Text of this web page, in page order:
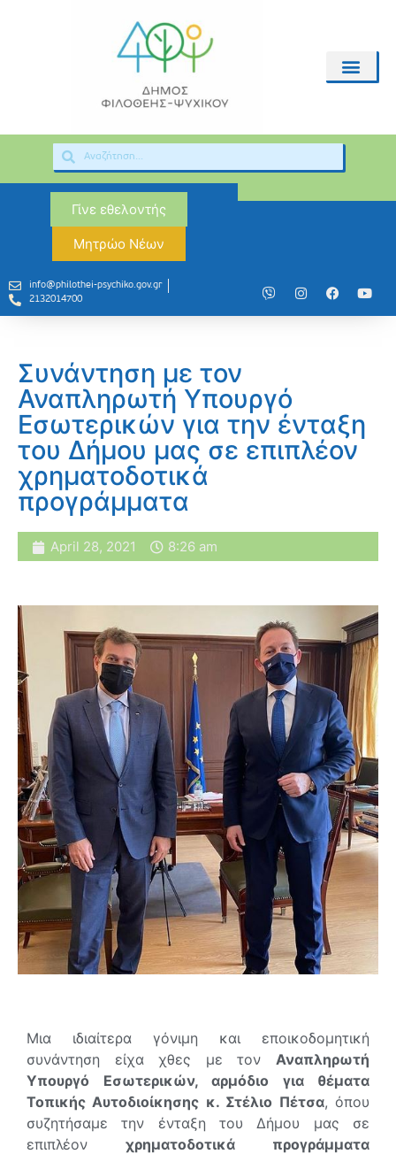
Γίνε εθελοντής
Μητρώο Νέων
info@philothei-psychiko.gov.gr
2132014700
Συνάντηση με τον
Αναπληρωτή Υπουργό
Εσωτερικών για την ένταξη
του Δήμου μας σε επιπλέον
χρηματοδοτικά
προγράμματα
April 28, 2021 8:26 am
Μια ιδιαίτερα γόνιμη και εποικοδομητική
συνάντηση είχα χθες με τον Αναπληρωτή
Υπουργό Εσωτερικών, αρμόδιο για θέματα
Τοπικής Αυτοδιοίκησης κ. Στέλιο Πέτσα, όπου
συζητήσαμε την ένταξη του Δήμου μας σε
επιπλέον χρηματοδοτικά προγράμματα